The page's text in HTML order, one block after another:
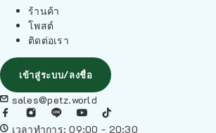
ร้านค้า
โพสต์
ติดต่อเรา
เข้าสู่ระบบ/ลงชื่อ
sales@petz.world
เวลาทำการ: 09:00 - 20:30